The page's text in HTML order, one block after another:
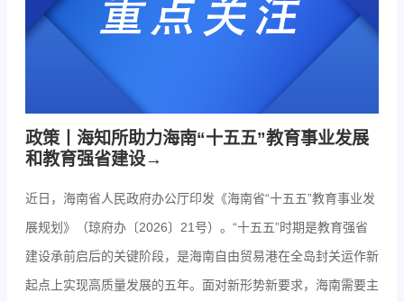
政策丨海知所助力海南“十五五”教育事业发展
和教育强省建设→
近日，海南省人民政府办公厅印发《海南省“十五五”教育事业发
展规划》（琼府办〔2026〕21号）。“十五五”时期是教育强省
建设承前启后的关键阶段，是海南自由贸易港在全岛封关运作新
起点上实现高质量发展的五年。面对新形势新要求，海南需要主